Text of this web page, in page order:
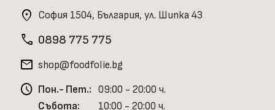
location_on София 1504, България, ул. Шипка 43
phone 0898 775 775
mail shop@foodfolie.bg
schedule Пон.- Пет.: 09:00 - 20:00 ч.
Събота:
10:00 - 20:00 ч.